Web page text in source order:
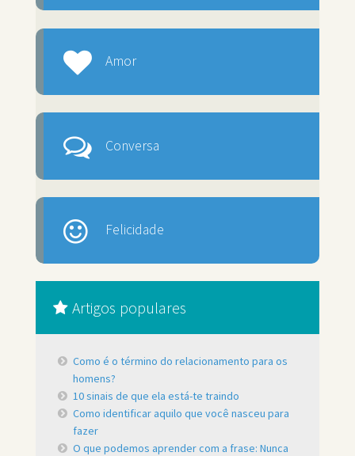
Amor
Conversa
Felicidade
Artigos populares
Como é o término do relacionamento para os
homens?
10 sinais de que ela está-te traindo
Como identificar aquilo que você nasceu para
fazer
O que podemos aprender com a frase: Nunca